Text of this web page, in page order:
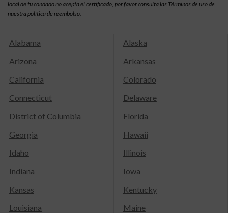
local de tu condado no acepta el certificado, por favor consulta las Términos de usode
nuestra política de reembolso.
Alabama
Alaska
Arizona
Arkansas
California
Colorado
Connecticut
Delaware
District of Columbia
Florida
Georgia
Hawaii
Idaho
Illinois
Indiana
Iowa
Kansas
Kentucky
Louisiana
Maine